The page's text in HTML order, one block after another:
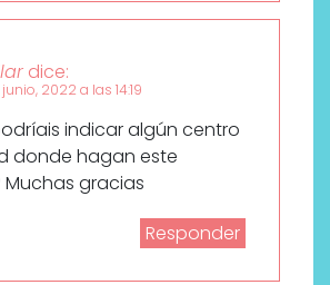
dice:
junio, 2022 a las 14:19
indicar algún centro
donde hagan este
gracias
Responder